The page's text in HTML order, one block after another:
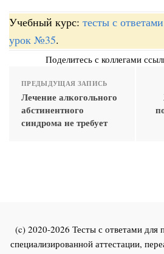
Учебный курс: тесты с
урок №35.
Поделитесь с коллегами
ПРЕДЫДУЩАЯ ЗАПИСЬ
Лечение алкогольного
абстинентного
синдрома не требует
(c) 2020-2026 Тесты с ответами для
специализированной аттестации,